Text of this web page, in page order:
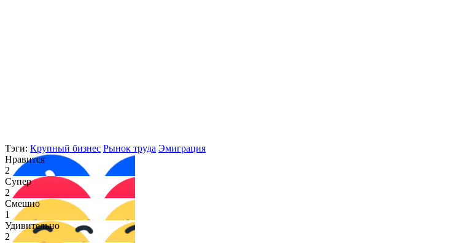
Тэги: Крупный бизнес Рынок труда Эмиграция
Нравится
2
Супер
2
Смешно
1
Удивительно
2